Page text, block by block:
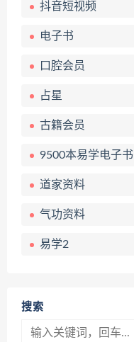
抖音短视频
电子书
口腔会员
占星
古籍会员
9500本易学电子书
道家资料
气功资料
易学2
搜索